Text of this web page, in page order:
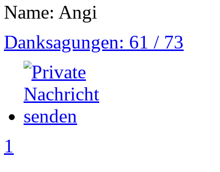
Name: Angi
Danksagungen: 61 / 73
1